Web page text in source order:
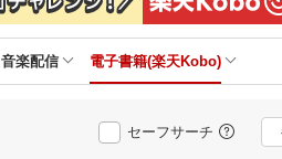
雑誌
楽天ミ
動画
楽天TV
音楽配信 電子書籍(楽天Kobo)
セーフサーチ